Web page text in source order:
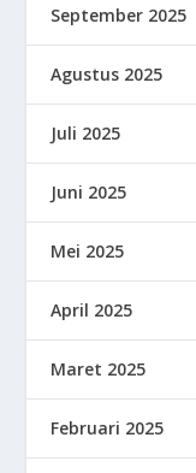
September 2025
Agustus 2025
Juli 2025
Juni 2025
Mei 2025
April 2025
Maret 2025
Februari 2025